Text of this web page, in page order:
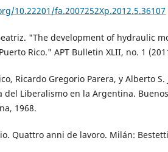
10.22201/fa.2007252Xp.2012.5.36107
"The development of hydraulic
Rico." APT Bulletin XLII, no. 1
Ricardo Gregorio Parera, y Alberto S.
del Liberalismo en la Argentina.
1968.
Quattro anni de lavoro. Milán: